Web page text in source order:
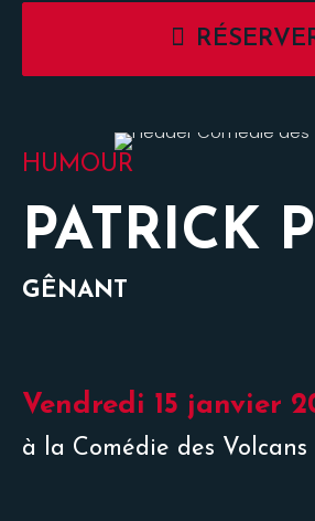
HUMOUR
PATRICK
GÊNANT
Vendredi 15 janvier
à la Comédie des Volcans